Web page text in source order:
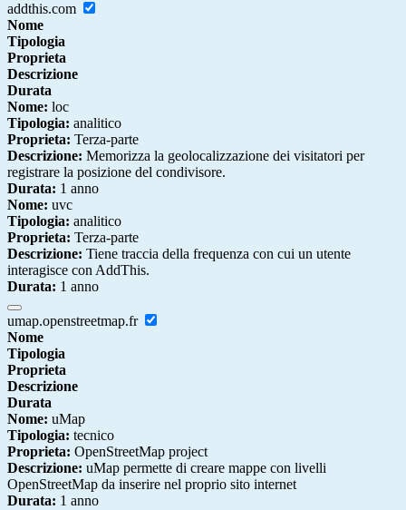
addthis.com
Nome
Tipologia
Proprieta
Descrizione
Durata
Nome: loc
Tipologia: analitico
Proprieta: Terza-parte
Descrizione: Memorizza la geolocalizzazione dei visitatori per
registrare la posizione del condivisore.
Durata: 1 anno
Nome: uvc
Tipologia: analitico
Proprieta: Terza-parte
Descrizione: Tiene traccia della frequenza con cui un utente
interagisce con AddThis.
Durata: 1 anno
umap.openstreetmap.fr
Nome
Tipologia
Proprieta
Descrizione
Durata
Nome: uMap
Tipologia: tecnico
Proprieta: OpenStreetMap project
Descrizione: uMap permette di creare mappe con livelli
OpenStreetMap da inserire nel proprio sito internet
Durata: 1 anno